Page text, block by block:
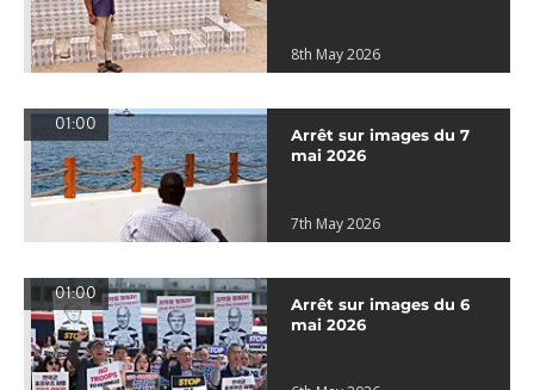
8th May 2026
01:00
Arrêt sur images du 7
mai 2026
7th May 2026
01:00
Arrêt sur images du 6
mai 2026